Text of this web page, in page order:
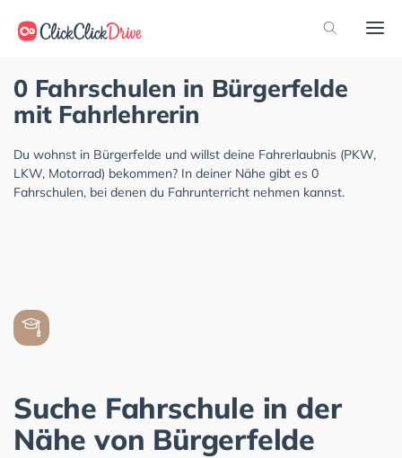
0 Fahrschulen in Bürgerfelde
mit Fahrlehrerin
Du wohnst in Bürgerfelde und willst deine Fahrerlaubnis (PKW,
LKW, Motorrad) bekommen? In deiner Nähe gibt es 0
Fahrschulen, bei denen du Fahrunterricht nehmen kannst.
Suche Fahrschule in der
Nähe von Bürgerfelde